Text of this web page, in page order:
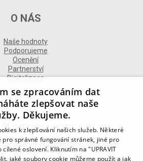
O NÁS
Naše hodnoty
Podporujeme
Ocenění
Partnerství
Digitalizace
INFORMACE
Kontakt
se zpracováním dat
zlepšovat naše
Děkujeme.
k zlepšování našich služeb. Některé
pro správné fungování stránek, jiné pro
oslovení. Kliknutím na "UPRAVIT
jaké soubory cookie můžeme použít a jak